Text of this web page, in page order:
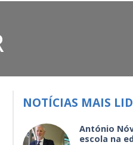
NOTÍCIAS MAIS
António
escola na